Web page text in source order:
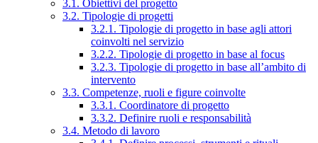
3.1. Obiettivi del progetto
3.2. Tipologie di progetti
3.2.1. Tipologie di progetto in base agli attori
coinvolti nel servizio
3.2.2. Tipologie di progetto in base al focus
3.2.3. Tipologie di progetto in base all’ambito di
intervento
3.3. Competenze, ruoli e figure coinvolte
3.3.1. Coordinatore di progetto
3.3.2. Definire ruoli e responsabilità
3.4. Metodo di lavoro